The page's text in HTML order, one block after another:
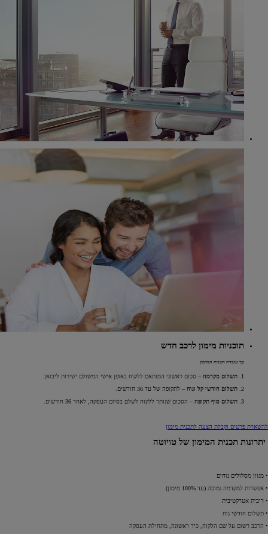
תוכניות מימון לרכב חדש
כך עובדת תכנית המימון
1. תשלום מקדמה – סכום ראשוני המותאם ללקוח באופן אישי המשולם ישירות ליבואן.
2. תשלום חודשי קל ונוח – לתקופה של עד 36 חודשים.
3. תשלום סוף תקופה – הסכום שנותר ללקוח לשלם בסיום העסקה, לאחר 36 חודשים.
להשארת פרטים וקבלת הצעה לתכנית מימון
יתרונות תכנית המימון של טויוטה
• מגוון מסלולים נוחים
• אפשרות למקדמה נמוכה (עד 100% מימון)
• ריבית אטרקטיבית
• תשלום חודשי נוח
• הרכב רשום על שם הלקוח, כיד ראשונה, מתחילת העסקה